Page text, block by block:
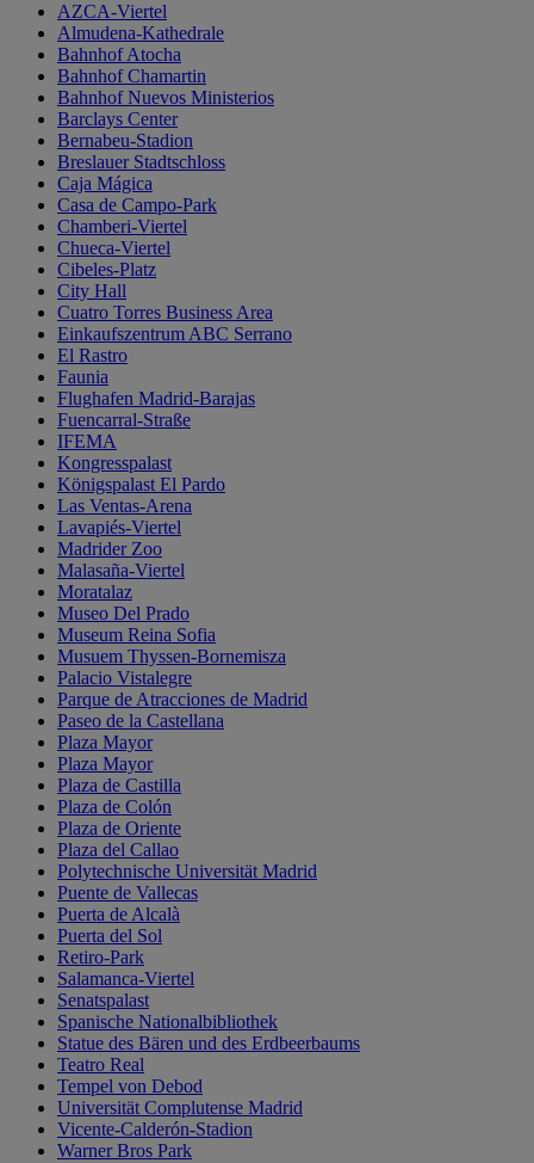
AZCA-Viertel
Almudena-Kathedrale
Bahnhof Atocha
Bahnhof Chamartin
Bahnhof Nuevos Ministerios
Barclays Center
Bernabeu-Stadion
Breslauer Stadtschloss
Caja Mágica
Casa de Campo-Park
Chamberi-Viertel
Chueca-Viertel
Cibeles-Platz
City Hall
Cuatro Torres Business Area
Einkaufszentrum ABC Serrano
El Rastro
Faunia
Flughafen Madrid-Barajas
Fuencarral-Straße
IFEMA
Kongresspalast
Königspalast El Pardo
Las Ventas-Arena
Lavapiés-Viertel
Madrider Zoo
Malasaña-Viertel
Moratalaz
Museo Del Prado
Museum Reina Sofia
Musuem Thyssen-Bornemisza
Palacio Vistalegre
Parque de Atracciones de Madrid
Paseo de la Castellana
Plaza Mayor
Plaza Mayor
Plaza de Castilla
Plaza de Colón
Plaza de Oriente
Plaza del Callao
Polytechnische Universität Madrid
Puente de Vallecas
Puerta de Alcalà
Puerta del Sol
Retiro-Park
Salamanca-Viertel
Senatspalast
Spanische Nationalbibliothek
Statue des Bären und des Erdbeerbaums
Teatro Real
Tempel von Debod
Universität Complutense Madrid
Vicente-Calderón-Stadion
Warner Bros Park